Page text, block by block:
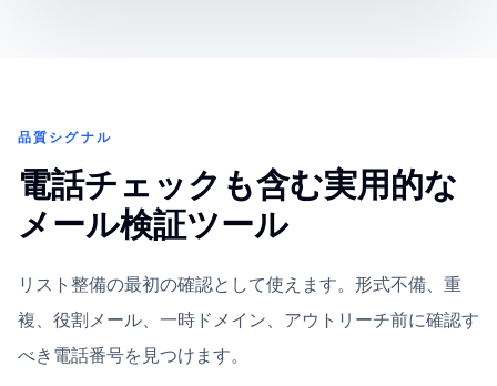
品質シグナル
電話チェックも含む実用的な
メール検証ツール
リスト整備の最初の確認として使えます。形式不備、重
複、役割メール、一時ドメイン、アウトリーチ前に確認す
べき電話番号を見つけます。